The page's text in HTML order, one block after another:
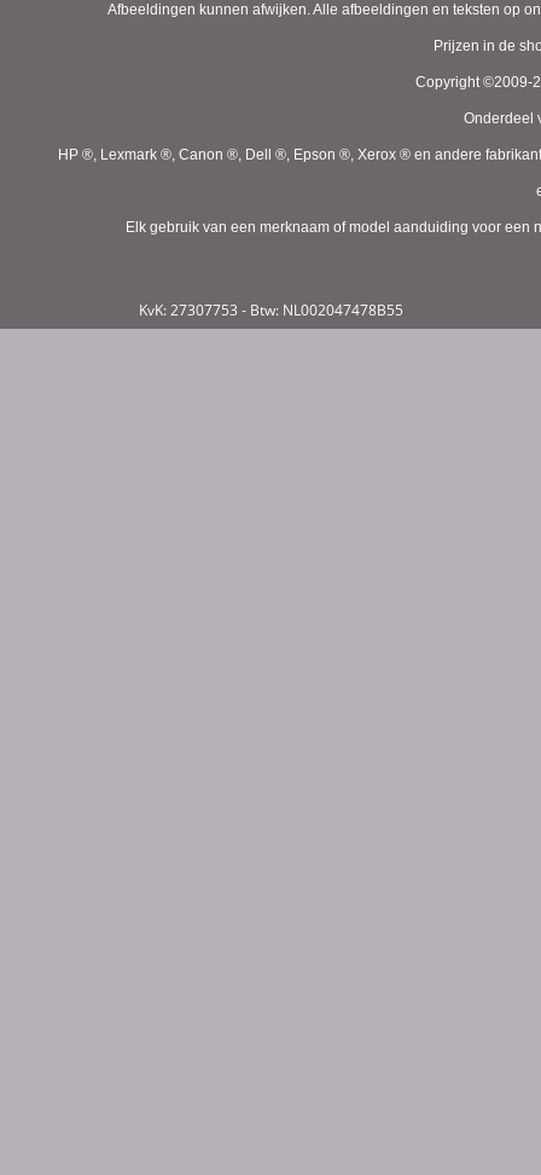
Afbeeldingen kunnen afwijken. Alle afbeeldingen en teksten op
Prijzen in de
Copyright ©2009-
Onderdeel
HP ®, Lexmark ®, Canon ®, Dell ®, Epson ®, Xerox ® en andere
Elk gebruik van een merknaam of model aanduiding voor
KvK: 27307753 - Btw: NL002047478B55